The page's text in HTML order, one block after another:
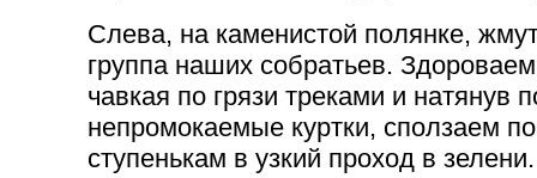
Слева, на каменистой полянке,
группа наших собратьев.
чавкая по грязи треками и натянув
непромокаемые куртки, сползаем
ступенькам в узкий проход в